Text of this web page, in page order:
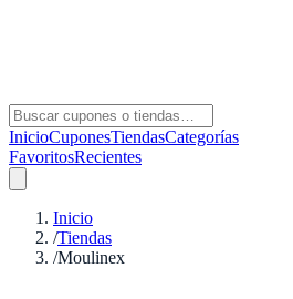
InicioCuponesTiendasCategorías
FavoritosRecientes
Inicio
/Tiendas
/Moulinex